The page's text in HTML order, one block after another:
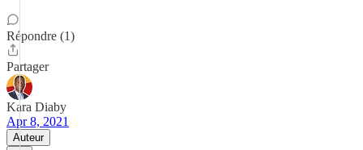
Répondre (1)
Partager
Kara Diaby
Apr 8, 2021
Auteur